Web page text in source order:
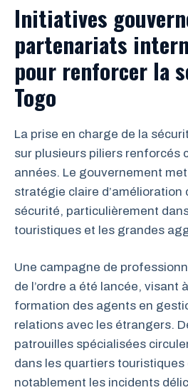
Initiatives
partenariats
pour renforcer la
Togo
La prise en charge de la
sur plusieurs piliers renforcés
années. Le gouvernement
stratégie claire d’amélioration
sécurité, particulièrement
touristiques et les grandes
Une campagne de
de l’ordre a été lancée, visant
formation des agents en
relations avec les étrangers.
patrouilles spécialisées
dans les quartiers touristiques
notablement les incidents